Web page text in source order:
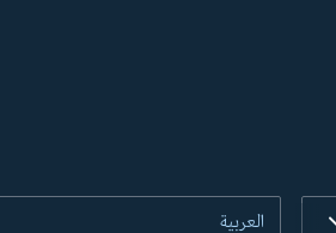
العربية